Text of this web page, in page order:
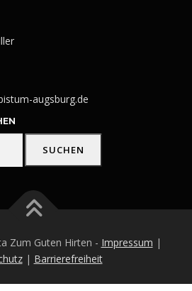
augsburg.de
SUCHEN
Zum Guten Hirten - Impressum |
| Barrierefreiheit